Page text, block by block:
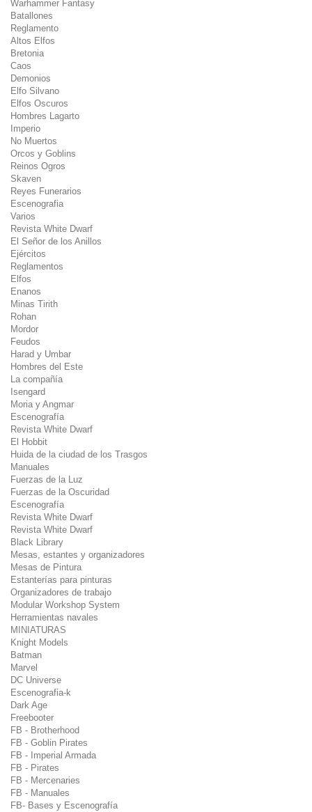
Warhammer Fantasy
Batallones
Reglamento
Altos Elfos
Bretonia
Caos
Demonios
Elfo Silvano
Elfos Oscuros
Hombres Lagarto
Imperio
No Muertos
Orcos y Goblins
Reinos Ogros
Skaven
Reyes Funerarios
Escenografia
Varios
Revista White Dwarf
El Señor de los Anillos
Ejércitos
Reglamentos
Elfos
Enanos
Minas Tirith
Rohan
Mordor
Feudos
Harad y Umbar
Hombres del Este
La compañía
Isengard
Moria y Angmar
Escenografía
Revista White Dwarf
El Hobbit
Huida de la ciudad de los Trasgos
Manuales
Fuerzas de la Luz
Fuerzas de la Oscuridad
Escenografía
Revista White Dwarf
Revista White Dwarf
Black Library
Mesas, estantes y organizadores
Mesas de Pintura
Estanterías para pinturas
Organizadores de trabajo
Modular Workshop System
Herramientas navales
MINIATURAS
Knight Models
Batman
Marvel
DC Universe
Escenografia-k
Dark Age
Freebooter
FB - Brotherhood
FB - Goblin Pirates
FB - Imperial Armada
FB - Pirates
FB - Mercenaries
FB - Manuales
FB- Bases y Escenografía